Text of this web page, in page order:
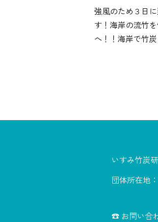
強風のため３日
す！海岸の流竹
へ！！海岸で竹
いすみ竹炭
団体所在地
☎ お問い合